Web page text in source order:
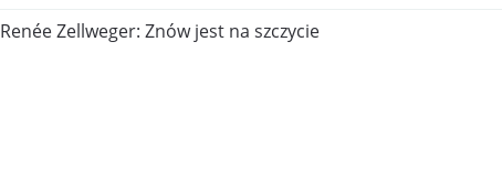
Renée Zellweger: Znów jest na szczycie